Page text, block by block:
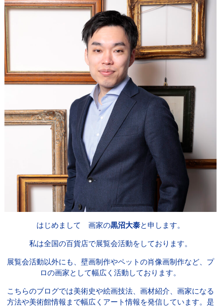
はじめまして 画家の黒沼大泰と申します。
私は全国の百貨店で展覧会活動をしております。
展覧会活動以外にも、壁画制作やペットの肖像画制作など、プ
ロの画家として幅広く活動しております。
こちらのブログでは美術史や絵画技法、画材紹介、画家になる
方法や美術館情報まで幅広くアート情報を発信しています。是